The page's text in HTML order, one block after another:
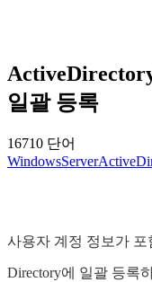
일괄 등록
16710 단어
WindowsServer
사용자 계정 정보가
Directory에 일괄 등록